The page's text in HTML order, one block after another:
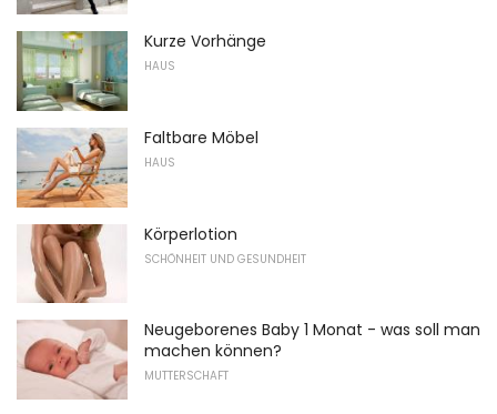
Kurze Vorhänge
HAUS
Faltbare Möbel
HAUS
Körperlotion
SCHÖNHEIT UND GESUNDHEIT
Neugeborenes Baby 1 Monat - was soll man
machen können?
MUTTERSCHAFT